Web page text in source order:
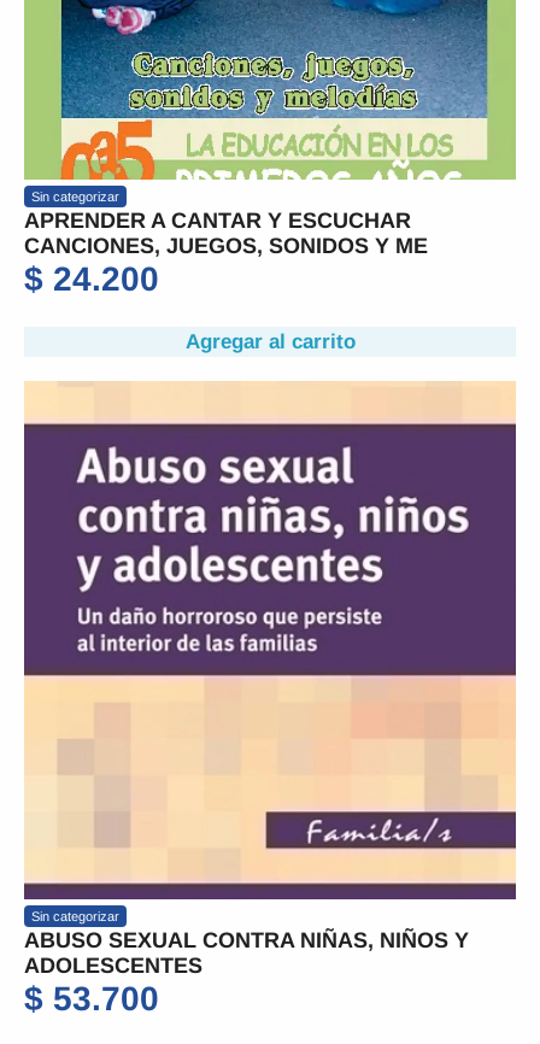
Sin categorizar
APRENDER A CANTAR Y ESCUCHAR
CANCIONES, JUEGOS, SONIDOS Y ME
$ 24.200
Agregar al carrito
Sin categorizar
ABUSO SEXUAL CONTRA NIÑAS, NIÑOS Y
ADOLESCENTES
$ 53.700